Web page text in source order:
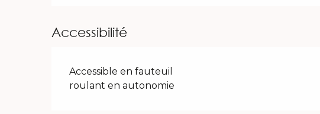
Accessibilité
Accessible en fauteuil
roulant en autonomie